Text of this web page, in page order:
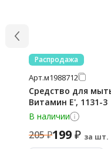
Распродажа
Арт.м1988712
Средство для
Витамин Е', 1131-3
В наличии
205₽199₽ за шт.